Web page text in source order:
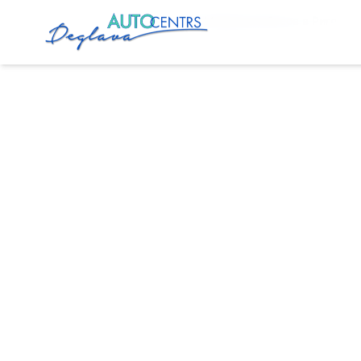
Главная Услуги Сервис Микроавтобусов в Риге